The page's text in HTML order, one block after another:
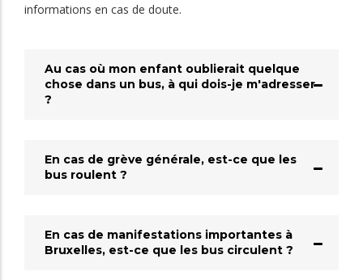
informations en cas de doute.
Au cas où mon enfant oublierait quelque
chose dans un bus, à qui dois-je m'adresser
?
En cas de grève générale, est-ce que les
bus roulent ?
En cas de manifestations importantes à
Bruxelles, est-ce que les bus circulent ?